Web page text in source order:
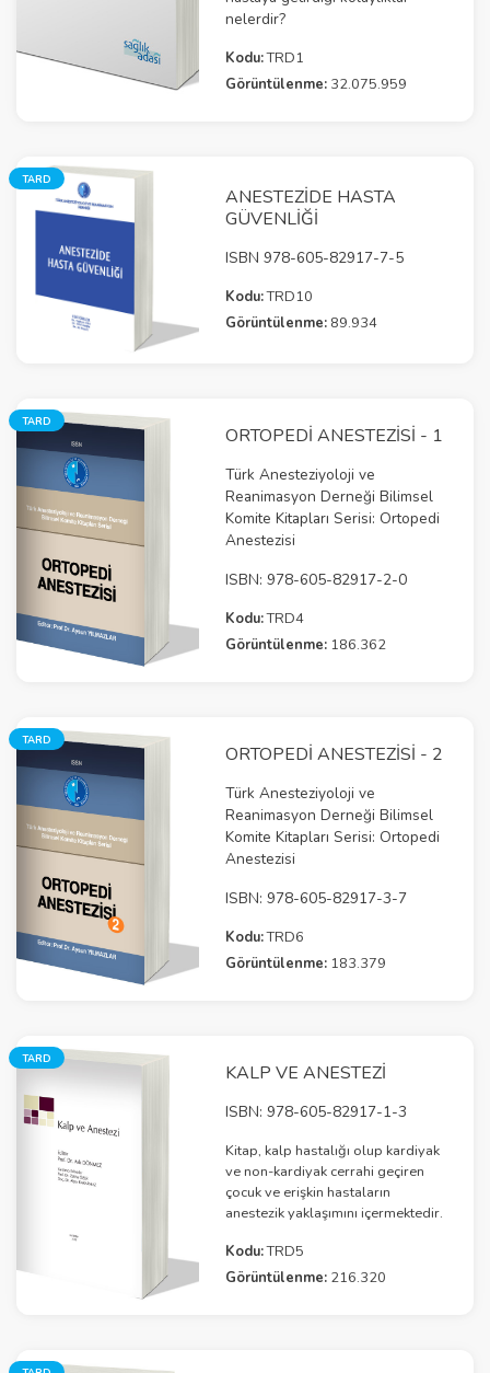
nelerdir?
Kodu:TRD1
Görüntülenme: 32.075.959
TARD
ANESTEZİDE HASTA
GÜVENLİĞİ
ISBN 978-605-82917-7-5
Kodu:TRD10
Görüntülenme: 89.934
TARD
ORTOPEDI ANESTEZISI - 1
Türk Anesteziyoloji ve
Reanimasyon Derneği Bilimsel
Komite Kitapları Serisi: Ortopedi
Anestezisi
ISBN: 978-605-82917-2-0
Kodu:TRD4
Görüntülenme: 186.362
TARD
ORTOPEDI ANESTEZISI - 2
Türk Anesteziyoloji ve
Reanimasyon Derneği Bilimsel
Komite Kitapları Serisi: Ortopedi
Anestezisi
ISBN: 978-605-82917-3-7
Kodu:TRD6
Görüntülenme: 183.379
TARD
KALP VE ANESTEZI
ISBN: 978-605-82917-1-3
Kitap, kalp hastalığı olup kardiyak
ve non-kardiyak cerrahi geçiren
çocuk ve erişkin hastaların
anestezik yaklaşımını içermektedir.
Kodu:TRD5
Görüntülenme: 216.320